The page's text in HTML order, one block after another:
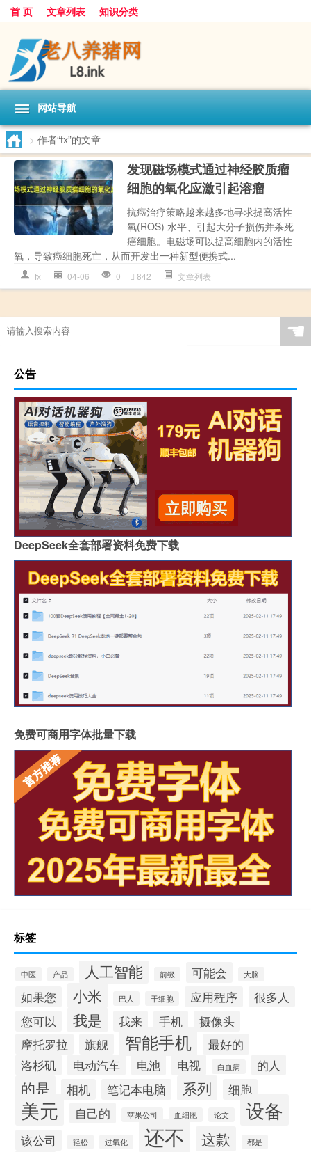
首 页 文章列表 知识分类
网站导航
> 作者“fx”的文章
发现磁场模式通过神经胶质瘤
细胞的氧化应激引起溶瘤
抗癌治疗策略越来越多地寻求提高活性
氧(ROS) 水平、引起大分子损伤并杀死
癌细胞。电磁场可以提高细胞内的活性
氧，导致癌细胞死亡，从而开发出一种新型便携式...
fx 04-06 0 842 文章列表
☚
公告
DeepSeek全套部署资料免费下载
免费可商用字体批量下载
标签
中医 产品 人工智能 前缀 可能会 大脑
如果您 小米 巴人 干细胞 应用程序
很多人
您可以
我是 我来 手机
摄像头
摩托罗拉
旗舰 智能手机
最好的
洛杉矶
电动汽车 电池 电视 白血病 的人
的是 相机 笔记本电脑 系列 细胞
美元 自己的 苹果公司 血细胞 论文 设备
该公司 轻松 过氧化 还不 这款 都是